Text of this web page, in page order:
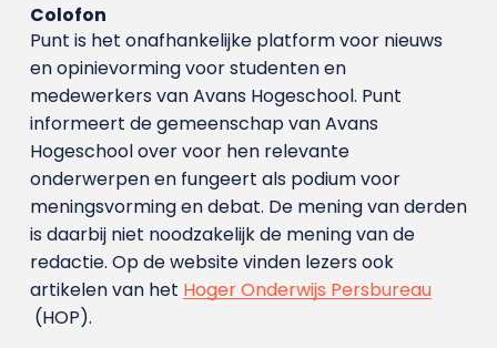
Colofon
Punt is het onafhankelijke platform voor nieuws
en opinievorming voor studenten en
medewerkers van Avans Hoge­school. Punt
informeert de gemeenschap van Avans
Hogeschool over voor hen relevante
onderwerpen en fungeert als podium voor
meningsvorming en debat. De mening van derden
is daarbij niet noodzakelijk de mening van de
redactie. Op de website vinden lezers ook
artikelen van het Hoger Onderwijs Persbureau
(HOP).